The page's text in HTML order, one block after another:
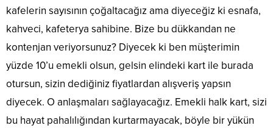
kafelerin sayısının çoğaltacağız ama diyeceğiz ki esnafa,
kahveci, kafeterya sahibine. Bize bu dükkandan ne
kontenjan veriyorsunuz? Diyecek ki ben müşterimin
yüzde 10’u emekli olsun, gelsin elindeki kart ile burada
otursun, sizin dediğiniz fiyatlardan alışveriş yapsın
diyecek. O anlaşmaları sağlayacağız. Emekli halk kart, sizi
bu hayat pahalılığından kurtarmayacak, böyle bir yükün